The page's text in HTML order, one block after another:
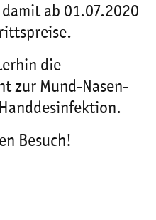
ab 01.07.2020
die
zur Mund-Nasen-
Besuch!